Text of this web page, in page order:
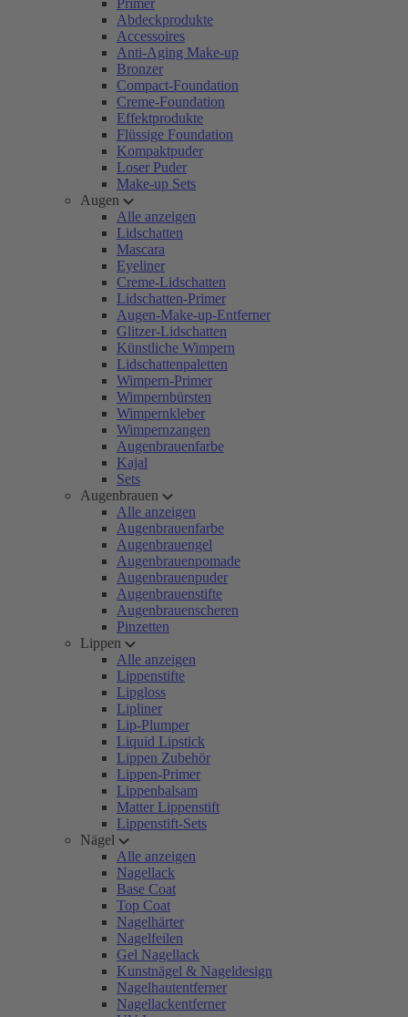
Primer
Abdeckprodukte
Accessoires
Anti-Aging Make-up
Bronzer
Compact-Foundation
Creme-Foundation
Effektprodukte
Flüssige Foundation
Kompaktpuder
Loser Puder
Make-up Sets
Augen
Alle anzeigen
Lidschatten
Mascara
Eyeliner
Creme-Lidschatten
Lidschatten-Primer
Augen-Make-up-Entferner
Glitzer-Lidschatten
Künstliche Wimpern
Lidschattenpaletten
Wimpern-Primer
Wimpernbürsten
Wimpernkleber
Wimpernzangen
Augenbrauenfarbe
Kajal
Sets
Augenbrauen
Alle anzeigen
Augenbrauenfarbe
Augenbrauengel
Augenbrauenpomade
Augenbrauenpuder
Augenbrauenstifte
Augenbrauenscheren
Pinzetten
Lippen
Alle anzeigen
Lippenstifte
Lipgloss
Lipliner
Lip-Plumper
Liquid Lipstick
Lippen Zubehör
Lippen-Primer
Lippenbalsam
Matter Lippenstift
Lippenstift-Sets
Nägel
Alle anzeigen
Nagellack
Base Coat
Top Coat
Nagelhärter
Nagelfeilen
Gel Nagellack
Kunstnägel & Nageldesign
Nagelhautentferner
Nagellackentferner